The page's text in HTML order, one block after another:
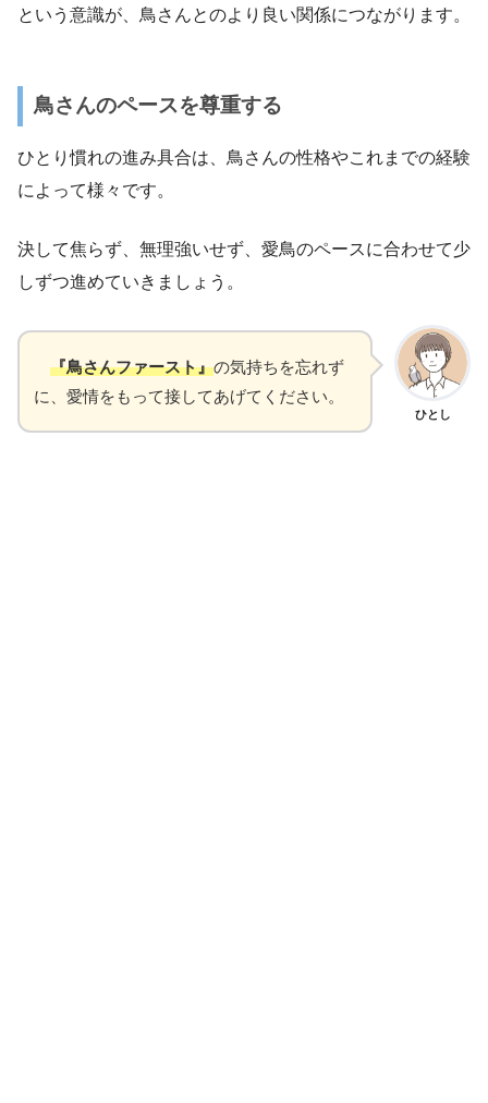
という意識が、鳥さんとのより良い関係につながります。
鳥さんのペースを尊重する
ひとり慣れの進み具合は、鳥さんの性格やこれまでの経験
によって様々です。
決して焦らず、無理強いせず、愛鳥のペースに合わせて少
しずつ進めていきましょう。
ひとし
『鳥さんファースト』の気持ちを忘れず
に、愛情をもって接してあげてください。